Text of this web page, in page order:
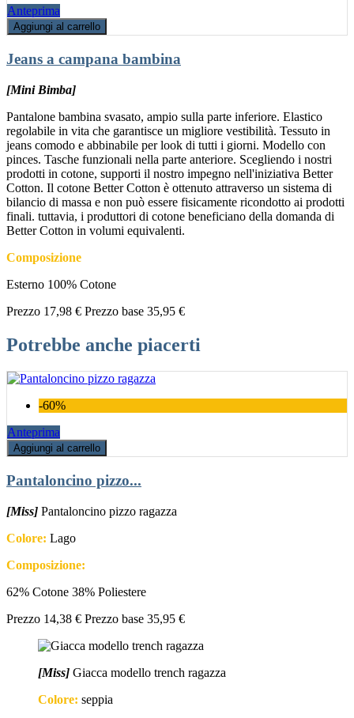
Anteprima
Aggiungi al carrello
Jeans a campana bambina
[Mini Bimba]
Pantalone bambina svasato, ampio sulla parte inferiore. Elastico
regolabile in vita che garantisce un migliore vestibilità. Tessuto in
jeans comodo e abbinabile per look di tutti i giorni. Modello con
pinces. Tasche funzionali nella parte anteriore. Scegliendo i nostri
prodotti in cotone, supporti il nostro impegno nell'iniziativa Better
Cotton. Il cotone Better Cotton è ottenuto attraverso un sistema di
bilancio di massa e non può essere fisicamente ricondotto ai prodotti
finali. tuttavia, i produttori di cotone beneficiano della domanda di
Better Cotton in volumi equivalenti.
Composizione
Esterno 100% Cotone
Prezzo 17,98 € Prezzo base 35,95 €
Potrebbe anche piacerti
-60%
Anteprima
Aggiungi al carrello
Pantaloncino pizzo...
[Miss] Pantaloncino pizzo ragazza
Colore: Lago
Composizione:
62% Cotone 38% Poliestere
Prezzo 14,38 € Prezzo base 35,95 €
[Miss] Giacca modello trench ragazza
Colore: seppia